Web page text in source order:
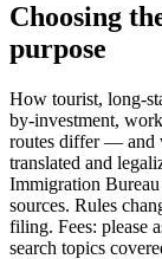
Choosing
purpose
How tourist, long-
by-investment,
routes differ — and
translated and
Immigration
sources. Rules
filing. Fees: please
search topics